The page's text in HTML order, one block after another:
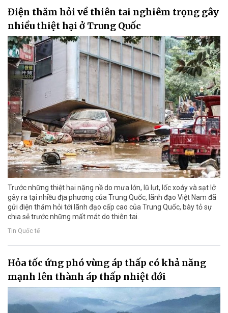
Điện thăm hỏi về thiên tai nghiêm trọng gây
nhiều thiệt hại ở Trung Quốc
Trước những thiệt hại nặng nề do mưa lớn, lũ lụt, lốc xoáy và sạt lở
gây ra tại nhiều địa phương của Trung Quốc, lãnh đạo Việt Nam đã
gửi điện thăm hỏi tới lãnh đạo cấp cao của Trung Quốc, bày tỏ sự
chia sẻ trước những mất mát do thiên tai.
Tin Quốc tế
Hỏa tốc ứng phó vùng áp thấp có khả năng
mạnh lên thành áp thấp nhiệt đới